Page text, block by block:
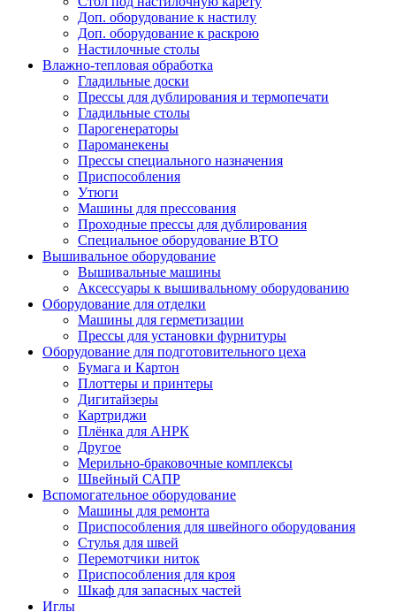
Доп. оборудование к настилу
Доп. оборудование к раскрою
Настилочные столы
Влажно-тепловая обработка
Гладильные доски
Прессы для дублирования и термопечати
Гладильные столы
Парогенераторы
Пароманекены
Прессы специального назначения
Приспособления
Утюги
Машины для прессования
Проходные прессы для дублирования
Специальное оборудование ВТО
Вышивальное оборудование
Вышивальные машины
Аксессуары к вышивальному оборудованию
Оборудование для отделки
Машины для герметизации
Прессы для установки фурнитуры
Оборудование для подготовительного цеха
Бумага и Картон
Плоттеры и принтеры
Дигитайзеры
Картриджи
Плёнка для АНРК
Другое
Мерильно-браковочные комплексы
Швейный САПР
Вспомогательное оборудование
Машины для ремонта
Приспособления для швейного оборудования
Стулья для швей
Перемотчики ниток
Приспособления для кроя
Шкаф для запасных частей
Иглы